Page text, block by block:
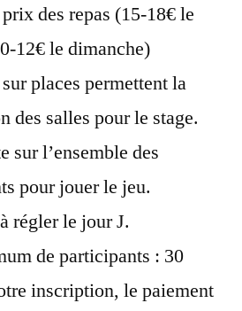
des repas (15-18€ le
12€ le dimanche)
places permettent la
des salles pour le stage.
sur l’ensemble des
pour jouer le jeu.
régler le jour J.
de participants : 30
inscription, le paiement